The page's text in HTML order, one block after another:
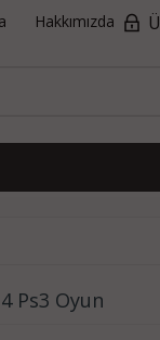
Hakkımızda
Ps3 Oyun